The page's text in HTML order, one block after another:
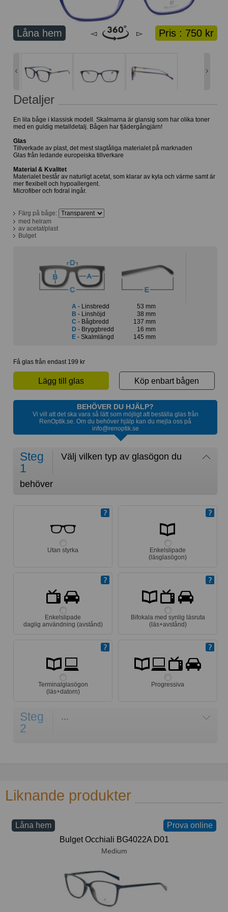
Solglasögon med styrka
Lånekorg: 0 bågar
Varukorg: 0 varor
Pris : 750 kr
Låna hem ◅ ▻
Detaljer
En lila båge i klassisk modell. Skalmarna är glansig som har olika toner
med en guldig metalldetalj. Bågen har fjädergångjärn!
Glas
Tillverkade av plast, det mest slagtåliga materialet på marknaden
Glas från ledande europeiska tillverkare
Material & Kvalitet
Materialet består av naturligt acetat, som klarar av kyla och värme samt är
mer flexibelt och hypoallergent.
Microfiber och fodral ingår.
Färg på båge:
med helram
av acetat/plast
Bulget
A- Linsbredd
53 mm
B - Linshöjd
38 mm
C - Bågbredd
137 mm
D - Bryggbredd
16 mm
E- Skalmlängd 145 mm
Få glas från endast 199 kr
Lägg till glas Köp enbart bågen
BEHÖVER DU HJÄLP?
Vi vill att det ska vara så lätt som möjligt att beställa glas från
RenOptik.se. Om du behöver hjälp kan du mejla oss på
info@renoptik.se
Steg
1
Välj vilken typ av glasögon du
behöver
Utan styrka
Enkelslipade
(läsglasögon)
Enkelslipade
daglig användning (avstånd)
Bifokala med synlig läsruta
(läs+avstånd)
Terminalglasögon
(läs+datorn)
Progressiva
Steg
2
...
Liknande produkter
Prova online
Låna hem
Bulget Occhiali BG4022A D01
Medium